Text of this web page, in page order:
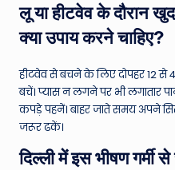
लू या हीटवेव के दौरान
क्या उपाय करने चाहिए?
हीटवेव से बचने के लिए दोपहर 12
बचें। प्यास न लगने पर भी लगातार
कपड़े पहनें। बाहर जाते समय अपने
जरूर ढकें।
दिल्ली में इस भीषण गर्मी